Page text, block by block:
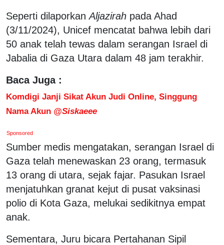
Seperti dilaporkanAljazirah pada Ahad
(3/11/2024), Unicef mencatat bahwa lebih dari
50 anak telah tewas dalam serangan Israel di
Jabalia di Gaza Utara dalam 48 jam terakhir.
Baca Juga :
Komdigi Janji Sikat Akun Judi Online, Singgung
Nama Akun @Siskaeee
Sponsored
Sumber medis mengatakan, serangan Israel di
Gaza telah menewaskan 23 orang, termasuk
13 orang di utara, sejak fajar. Pasukan Israel
menjatuhkan granat kejut di pusat vaksinasi
polio di Kota Gaza, melukai sedikitnya empat
anak.
Sementara, Juru bicara Pertahanan Sipil